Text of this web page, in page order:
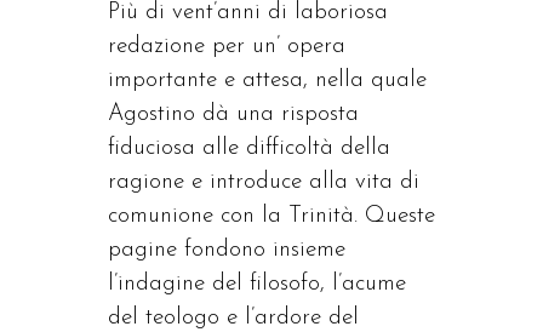
Più di vent’anni di laboriosa
redazione per un’ opera
importante e attesa, nella quale
Agostino dà una risposta
fiduciosa alle difficoltà della
ragione e introduce alla vita di
comunione con la Trinità. Queste
pagine fondono insieme
l’indagine del filosofo, l’acume
del teologo e l’ardore del